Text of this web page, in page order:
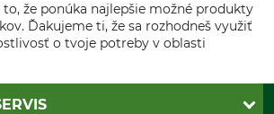
že ponúka najlepšie možné produkty
Ďakujeme ti, že sa rozhodneš využiť
o tvoje potreby v oblasti